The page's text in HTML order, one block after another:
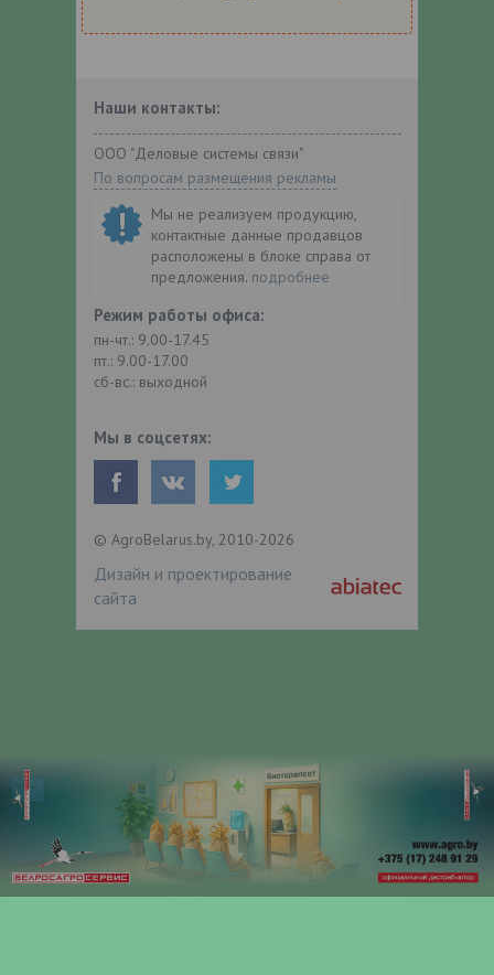
Наши контакты:
ООО "Деловые системы связи"
По вопросам размещения рекламы
Мы не реализуем продукцию,
контактные данные продавцов
расположены в блоке справа от
предложения. подробнее
Режим работы офиса:
пн-чт.: 9.00-17.45
пт.: 9.00-17.00
сб-вс.: выходной
Мы в соцсетях:
© AgroBelarus.by, 2010-2026
Дизайн и проектирование
сайта